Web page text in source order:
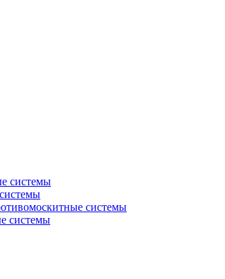
системы
системы
системы